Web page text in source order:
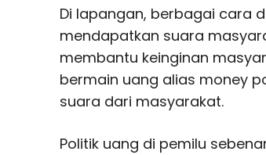
Di lapangan, berbagai cara
mendapatkan suara
membantu keinginan
bermain uang alias money
suara dari masyarakat.
Politik uang di pemilu